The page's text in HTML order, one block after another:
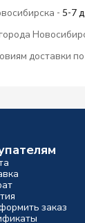
- 5-7
доставки
заказ